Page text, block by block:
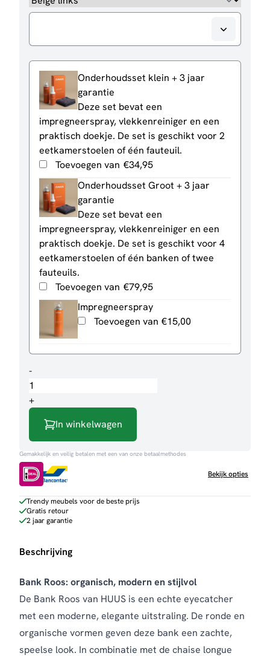
Onderhoudsset klein + 3 jaar
garantie
Deze set bevat een
impregneerspray, vlekkenreiniger en een
praktisch doekje. De set is geschikt voor 2
eetkamerstoelen of één fauteuil.
Toevoegen van €34,95
Onderhoudsset Groot + 3 jaar
garantie
Deze set bevat een
impregneerspray, vlekkenreiniger en een
praktisch doekje. De set is geschikt voor 4
eetkamerstoelen of één banken of twee
fauteuils.
Toevoegen van €79,95
Impregneerspray
Toevoegen van €15,00
-Bank
Roos
aantal
+
In winkelwagen
Gemakkelijk en veilig betalen met een van onze betaalmethodes
Bekijk opties
Trendy meubels voor de beste prijs
Gratis retour
2 jaar garantie
Beschrijving
Bank Roos: organisch, modern en stijlvol
De Bank Roos van HUUS is een echte eyecatcher
met een moderne, elegante uitstraling. De ronde en
organische vormen geven deze bank een zachte,
speelse look. In combinatie met de chaise longue